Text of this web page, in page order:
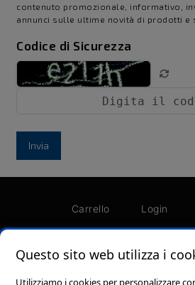
contenuto promozionale, informativo,
annunci sulle ultime novità di prodotti e
Codice di Sicurezza
Invia
Carrello Login
Questo sito web utilizza i
Utilizziamo i cookies per personalizzare